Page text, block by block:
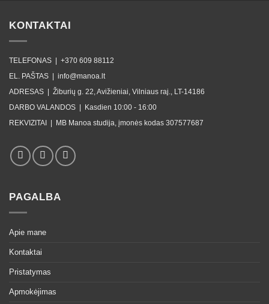
KONTAKTAI
TELEFONAS | +370 609 88112
EL. PAŠTAS | info@manoa.lt
ADRESAS | Žiburių g. 22, Avižieniai, Vilniaus raj., LT-14186
DARBO VALANDOS | Kasdien 10:00 - 16:00
REKVIZITAI | MB Manoa studija, įmonės kodas 307577687
PAGALBA
Apie mane
Kontaktai
Pristatymas
Apmokėjimas